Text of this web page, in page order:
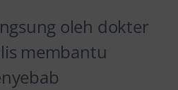
oleh dokter
membantu